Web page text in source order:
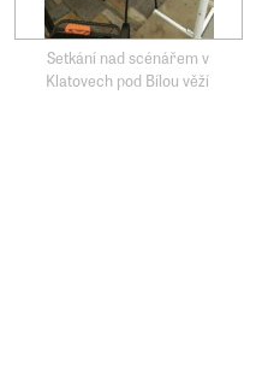
Setkání nad scénářem v
Klatovech pod Bílou věží